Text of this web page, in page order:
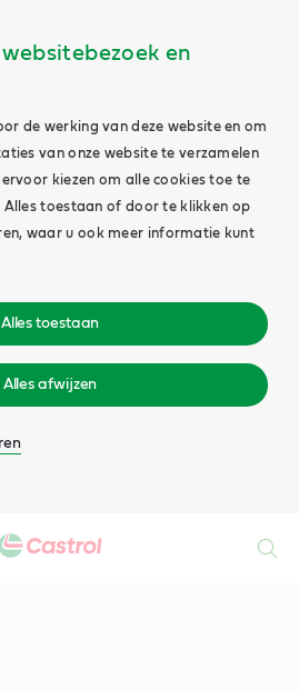
en
de werking van deze website en om
van onze website te verzamelen
kiezen om alle cookies toe te
toestaan of door te klikken op
waar u ook meer informatie kunt
Alles toestaan
Alles afwijzen